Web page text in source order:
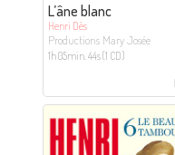
L’âne blanc
Henri Dès
Productions Mary Josée
1h 05min. 44s (1 CD)